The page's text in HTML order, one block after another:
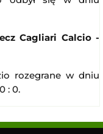
Cagliari Calcio -
rozegrane w dniu
: 0.